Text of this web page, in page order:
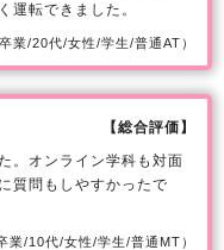
運転できました。
業/20代/女性/学生/普通AT）
【総合評価】
。オンライン学科も対面
質問もしやすかったで
業/10代/女性/学生/普通MT）